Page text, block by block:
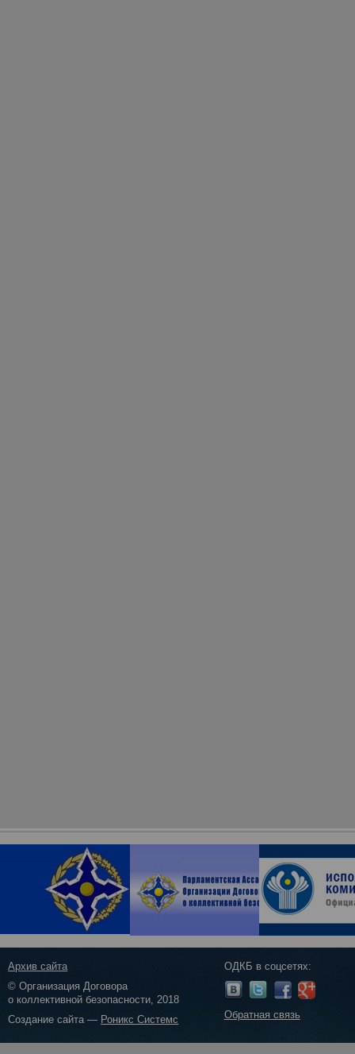
Архив сайта
© Организация Договора
о коллективной безопасности, 2018
Создание сайта — Роникс Системс
ОДКБ в соцсетях:
Обратная связь